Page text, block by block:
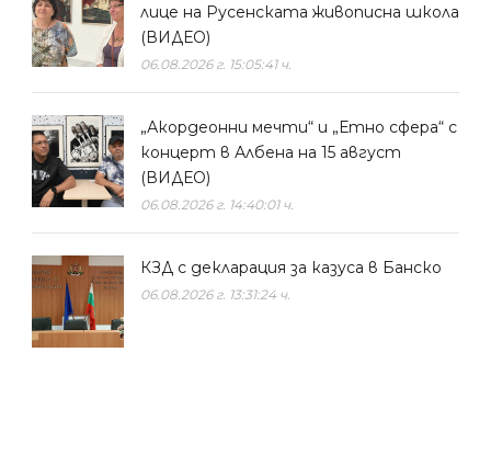
лице на Русенската живописна школа
(ВИДЕО)
06.08.2026 г. 15:05:41 ч.
„Акордеонни мечти“ и „Етно сфера“ с
концерт в Албена на 15 август
(ВИДЕО)
06.08.2026 г. 14:40:01 ч.
КЗД с декларация за казуса в Банско
06.08.2026 г. 13:31:24 ч.